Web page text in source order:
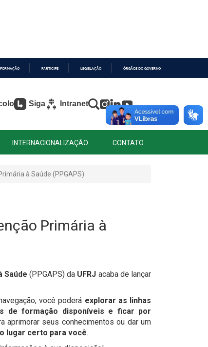
PARTICIPE LEGISLAÇÃO ÓRGÃOS DO GOVERNO
Siga Intranet
INTERNACIONALIZAÇÃO CONTATO
à Saúde (PPGAPS)
Primária à
Saúde (PPGAPS) da UFRJ acaba de lançar
você poderá explorar as linhas
de formação disponíveis e ficar por
aprimorar seus conhecimentos ou dar um
lugar certo para você.